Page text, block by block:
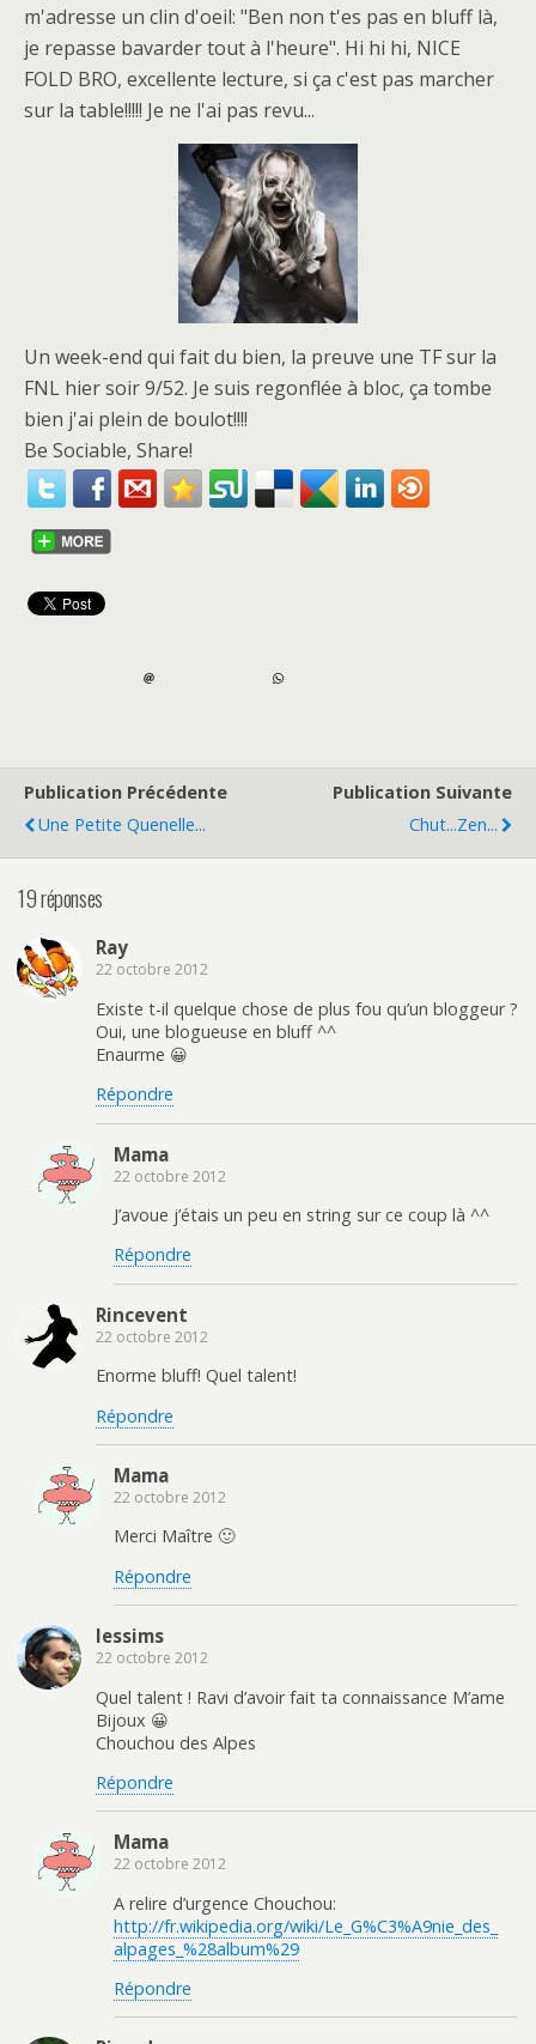
m'adresse un clin d'oeil: "Ben non t'es pas en bluff là,
je repasse bavarder tout à l'heure". Hi hi hi, NICE
FOLD BRO, excellente lecture, si ça c'est pas marcher
sur la table!!!!! Je ne l'ai pas revu...
Un week-end qui fait du bien, la preuve une TF sur la
FNL hier soir 9/52. Je suis regonflée à bloc, ça tombe
bien j'ai plein de boulot!!!!
Be Sociable, Share!
Publication Précédente
Une Petite Quenelle...
Publication Suivante
Chut...Zen...
19 réponses
Ray
22 octobre 2012
Existe t-il quelque chose de plus fou qu’un bloggeur ?
Oui, une blogueuse en bluff ^^
Enaurme 😀
Répondre
Mama
22 octobre 2012
J’avoue j’étais un peu en string sur ce coup là ^^
Répondre
Rincevent
22 octobre 2012
Enorme bluff! Quel talent!
Répondre
Mama
22 octobre 2012
Merci Maître 🙂
Répondre
lessims
22 octobre 2012
Quel talent ! Ravi d’avoir fait ta connaissance M’ame
Bijoux 😀
Chouchou des Alpes
Répondre
Mama
22 octobre 2012
A relire d’urgence Chouchou:
http://fr.wikipedia.org/wiki/Le_G%C3%A9nie_des_
alpages_%28album%29
Répondre